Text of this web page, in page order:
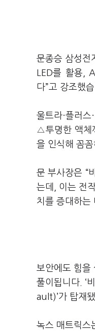
문종승 삼성전
LED를 활용,
다”고 강조했습
울트라·플러
△투명한 액체
을 인식해 꼼
문 부사장은 “
는데, 이는 전
치를 증대하는
보안에도 힘을
풀이됩니다. ‘
ault)’가 탑재
녹스 매트릭스